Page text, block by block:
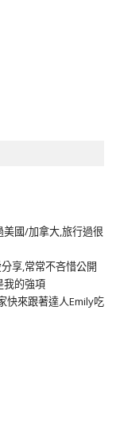
美國/加拿大,旅行過很
享,常常不吝惜公開
我的強項
快來跟著達人Emily吃